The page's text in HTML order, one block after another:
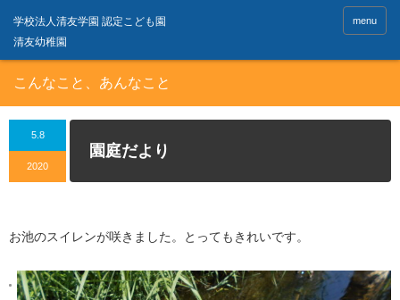
menu
こんなこと、あんなこと
5.8
2020
園庭だより
お池のスイレンが咲きました。とってもきれいです。